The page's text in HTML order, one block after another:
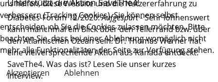
Unterstützt die Aktion SaveThe4!
Diabetes-Forum 12/2020:Aufgespürt- Sehr lohnenswert
kann manchmal ein Blick über den Tellerrand bzw. über
den Atlantischen Ozean sein. Dr. Thomas Werner hat
eine vielversprechende Aktion aus Kanada entdeckt:
SaveThe4. Was das ist? Lesen Sie unser kurzes
Interview.
uns helfen, diese Website und die Nutzererfahrung zu
verbessern (Tracking Cookies). Sie können selbst
entscheiden, ob Sie die Cookies zulassen möchten. Bitte
beachten Sie, dass bei einer Ablehnung womöglich nicht
mehr alle Funktionalitäten der Seite zur Verfügung stehen.
Akzeptieren Ablehnen